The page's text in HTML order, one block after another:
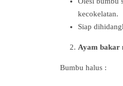
kecokelatan.
Siap
Ayam bakar
Bumbu halus :